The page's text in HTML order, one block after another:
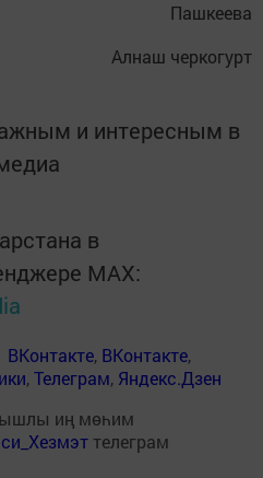
Пашкеева
Алнаш черкогурт
и интересным в
в
MАХ:
ВКонтакте, ВКонтакте,
,Телеграм, Яндекс.Дзен
иң мөһим
телеграм